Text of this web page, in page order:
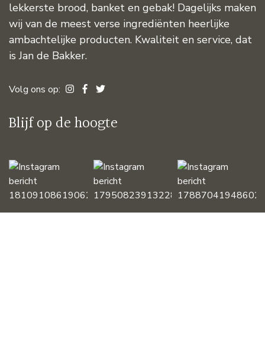
lekkerste brood, banket en gebak! Dagelijks maken
wij van de meest verse ingrediënten heerlijke
ambachtelijke producten. Kwaliteit en service, dat
is Jan de Bakker.
Volg ons op:
Blijf op de hoogte